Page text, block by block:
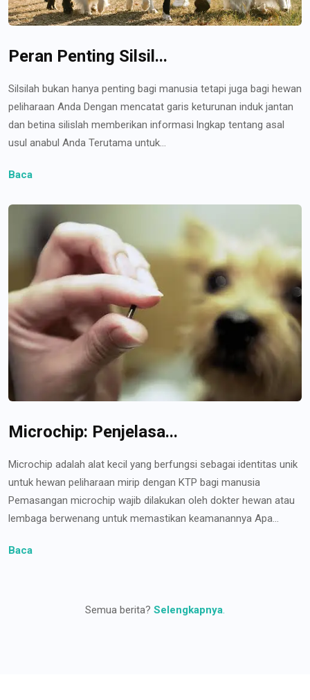
Peran Penting Silsil...
Silsilah bukan hanya penting bagi manusia tetapi juga bagi hewan
peliharaan Anda Dengan mencatat garis keturunan induk jantan
dan betina silislah memberikan informasi lngkap tentang asal
usul anabul Anda Terutama untuk...
Baca
Microchip: Penjelasa...
Microchip adalah alat kecil yang berfungsi sebagai identitas unik
untuk hewan peliharaan mirip dengan KTP bagi manusia
Pemasangan microchip wajib dilakukan oleh dokter hewan atau
lembaga berwenang untuk memastikan keamanannya Apa...
Baca
Semua berita? Selengkapnya